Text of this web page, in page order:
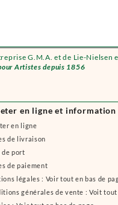
G.M.A. et de Lie-Nielsen
Artistes depuis 1856
en ligne et information
en ligne
de livraison
de port
de paiement
légales : Voir tout en bas de
générales de vente : Voit tout